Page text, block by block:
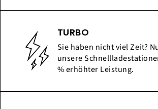
TURBO
Sie haben nicht viel Zeit?
unsere
% erhöhter Leistung.